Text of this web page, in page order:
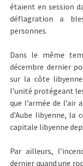
étaient en session
déflagration a
personnes.
Dans le même
décembre dernier
sur la côte
l’unité protégeant
que l’armée de
d’Aube libyenne,
capitale libyenne
Par ailleurs,
dernier quand une